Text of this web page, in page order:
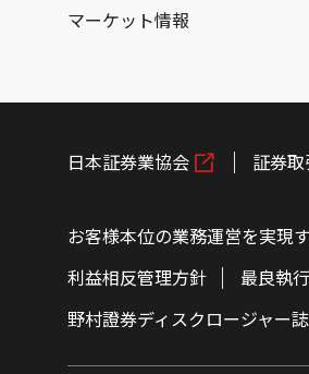
マーケット情報
日本証券業協会 証券
お客様本位の業務運営を実現
利益相反管理方針
最良執
野村證券ディスクロージャー誌